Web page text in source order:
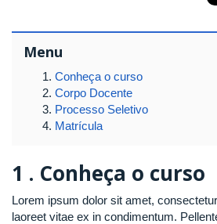
Menu
Conheça o curso
Corpo Docente
Processo Seletivo
Matrícula
1 . Conheça o curso
Lorem ipsum dolor sit amet,
laoreet vitae ex in condimentum.